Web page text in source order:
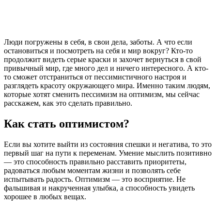
Люди погружены в себя, в свои дела, заботы. А что если
остановиться и посмотреть на себя и мир вокруг? Кто-то
продолжит видеть серые краски и захочет вернуться в свой
привычный мир, где много дел и ничего интересного. А кто-
то сможет отстраниться от пессимистичного настроя и
разглядеть красоту окружающего мира. Именно таким людям,
которые хотят сменить пессимизм на оптимизм, мы сейчас
расскажем, как это сделать правильно.
Как стать оптимистом?
Если вы хотите выйти из состояния спешки и негатива, то это
первый шаг на пути к переменам. Умение мыслить позитивно
— это способность правильно расставить приоритеты,
радоваться любым моментам жизни и позволять себе
испытывать радость. Оптимизм — это восприятие. Не
фальшивая и накрученная улыбка, а способность увидеть
хорошее в любых вещах.